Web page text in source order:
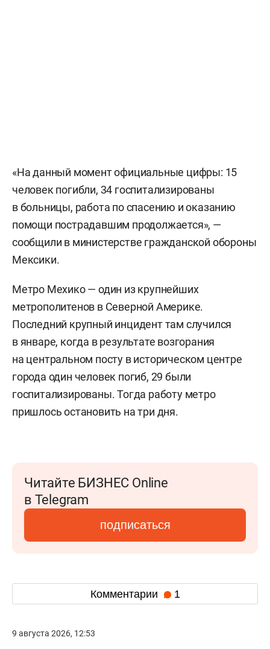
«На данный момент официальные цифры: 15
человек погибли, 34 госпитализированы
в больницы, работа по спасению и оказанию
помощи пострадавшим продолжается», —
сообщили в министерстве гражданской обороны
Мексики.
Метро Мехико — один из крупнейших
метрополитенов в Северной Америке.
Последний крупный инцидент там случился
в январе, когда в результате возгорания
на центральном посту в историческом центре
города один человек погиб, 29 были
госпитализированы. Тогда работу метро
пришлось остановить на три дня.
Читайте БИЗНЕС Online
в Telegram
подписаться
Комментарии 1
9 августа 2026, 12:53